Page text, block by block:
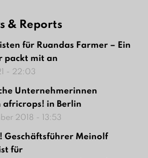
& Reports
für Ruandas Farmer – Ein
packt mit an
- 22:03
Unternehmerinnen
africrops! in Berlin
2018 - 13:53
Geschäftsführer Meinolf
für